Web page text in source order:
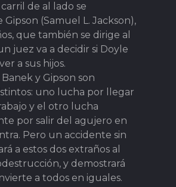
de al lado se
(Samuel L. Jackson),
que también se dirige al
juez va a decidir si Doyle
a sus hijos.
y Gipson son
uno lucha por llegar
y el otro lucha
por salir del agujero en
Pero un accidente sin
a estos dos extraños al
y demostrará
a todos en iguales.